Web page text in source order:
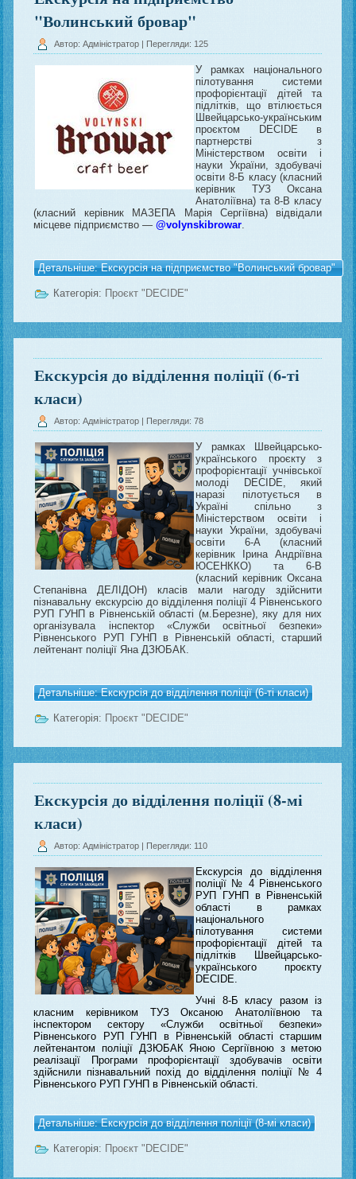
"Волинський бровар"
Автор: Адміністратор | Перегляди: 125
У рамках національного
пілотування системи
профорієнтації дітей та
підлітків, що втілюється
Швейцарсько-українським
проєктом DECIDE в
партнерстві з
Міністерством освіти і
науки України, здобувачі
освіти 8-Б класу (класний
керівник ТУЗ Оксана
Анатоліївна) та 8-В класу
(класний керівник МАЗЕПА Марія Сергіївна) відвідали
місцеве підприємство —@volynskibrowar.
Детальніше: Екскурсія на підприємство "Волинський бровар"
Категорія: Проєкт "DECIDE"
Екскурсія до відділення поліції (6-ті
класи)
Автор: Адміністратор | Перегляди: 78
У рамках Швейцарсько-
українського проєкту з
профорієнтації учнівської
молоді DECIDE, який
наразі пілотується в
Україні спільно з
Міністерством освіти і
науки України, здобувачі
освіти 6-А (класний
керівник Ірина Андріївна
ЮСЕНККО) та 6-В
(класний керівник Оксана
Степанівна ДЕЛІДОН) класів мали нагоду здійснити
пізнавальну екскурсію до відділення поліції 4 Рівненського
РУП ГУНП в Рівненській області (м.Березне), яку для них
організувала інспектор «Служби освітньої безпеки»
Рівненського РУП ГУНП в Рівненській області, старший
лейтенант поліції Яна ДЗЮБАК.
Детальніше: Екскурсія до відділення поліції (6-ті класи)
Категорія: Проєкт "DECIDE"
Екскурсія до відділення поліції (8-мі
класи)
Автор: Адміністратор | Перегляди: 110
Екскурсія до відділення
поліції № 4 Рівненського
РУП ГУНП в Рівненській
області в рамках
національного
пілотування системи
профорієнтації дітей та
підлітків Швейцарсько-
українського проєкту
DECIDE.
Учні 8-Б класу разом із
класним керівником ТУЗ Оксаною Анатоліївною та
інспектором сектору «Служби освітньої безпеки»
Рівненського РУП ГУНП в Рівненській області старшим
лейтенантом поліції ДЗЮБАК Яною Сергіївною з метою
реалізації Програми профорієнтації здобувачів освіти
здійснили пізнавальний похід до відділення поліції № 4
Рівненського РУП ГУНП в Рівненській області.
Детальніше: Екскурсія до відділення поліції (8-мі класи)
Категорія: Проєкт "DECIDE"